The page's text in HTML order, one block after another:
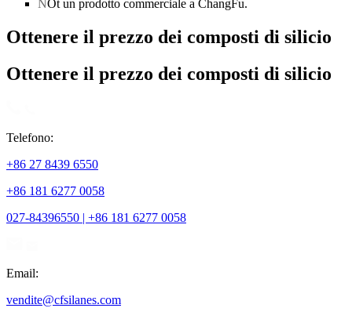
NOt un prodotto commerciale a ChangFu.
Ottenere il prezzo dei composti di silicio
Ottenere il prezzo dei composti di silicio
Telefono:
+86 27 8439 6550
+86 181 6277 0058
027-84396550 | +86 181 6277 0058
Email:
vendite@cfsilanes.com